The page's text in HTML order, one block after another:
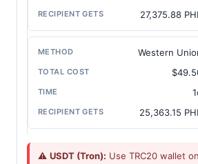
27,375.88
Western
25,363.15
⚠️ USDT (Tron): Use TRC20 wallet